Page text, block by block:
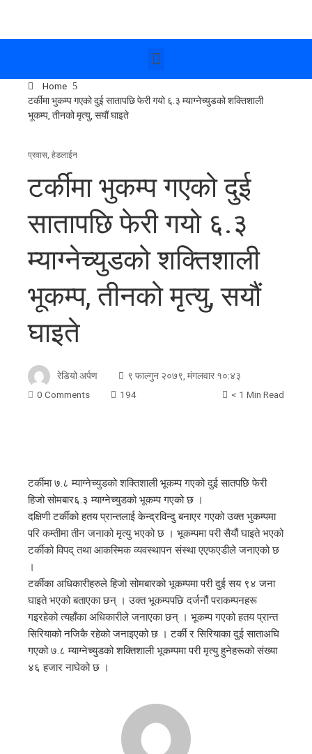
Home
टर्कीमा भुकम्प गएको दुई सातापछि फेरी गयो ६.३ म्याग्नेच्युडको शक्तिशाली
भूकम्प, तीनको मृत्यु, सयौं घाइते
प्रवास, हेडलाईन
टर्कीमा भुकम्प गएको दुई
सातापछि फेरी गयो ६.३
म्याग्नेच्युडको शक्तिशाली
भूकम्प, तीनको मृत्यु, सयौं
घाइते
रेडियो अर्पण
९ फाल्गुन २०७९, मंगलवार १०:४३
0 Comments
194 < 1 Min Read
टर्कीमा ७.८ म्याग्नेच्युडको शक्तिशाली भूकम्प गएको दुई सातपछि फेरी
हिजो सोमबार६.३ म्याग्नेच्युडको भूकम्प गएको छ ।
दक्षिणी टर्कीको हतय प्रान्तलाई केन्द्रविन्दु बनाएर गएको उक्त भुकम्पमा
परि कम्तीमा तीन जनाको मृत्यु भएको छ । भूकम्पमा परी सैयौं घाइते भएको
टर्कीको विपद् तथा आकस्मिक व्यवस्थापन संस्था एएफएडीले जनाएको छ
।
टर्कीका अधिकारीहरुले हिजो सोमबारको भूकम्पमा परी दुई सय ९४ जना
घाइते भएको बताएका छन् । उक्त भूकम्पपछि दर्जनौं पराकम्पनहरू
गइरहेको त्यहाँका अधिकारीले जनाएका छन् । भूकम्प गएको हतय प्रान्त
सिरियाको नजिकै रहेको जनाइएको छ । टर्की र सिरियाका दुई साताअघि
गएको ७.८ म्याग्नेच्युडको शक्तिशाली भूकम्पमा परी मृत्यु हुनेहरूको संख्या
४६ हजार नाघेको छ ।